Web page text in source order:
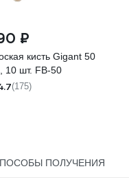
₽
кисть Gigant 50
10 шт. FB-50
(175)
ПОЛУЧЕНИЯ